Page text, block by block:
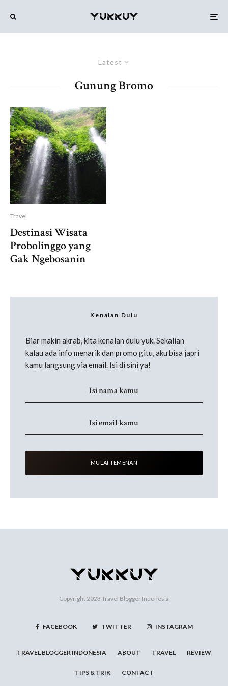
Latest
Gunung Bromo
Travel
Destinasi Wisata
Probolinggo yang
Gak Ngebosanin
Kenalan Dulu
Biar makin akrab, kita kenalan dulu yuk. Sekalian
kalau ada info menarik dan promo gitu, aku bisa japri
kamu langsung via email. Isi di sini ya!
Copyright 2023 Travel Blogger Indonesia
FACEBOOK TWITTER INSTAGRAM
TRAVEL BLOGGER INDONESIA ABOUT TRAVEL REVIEW
TIPS & TRIK CONTACT